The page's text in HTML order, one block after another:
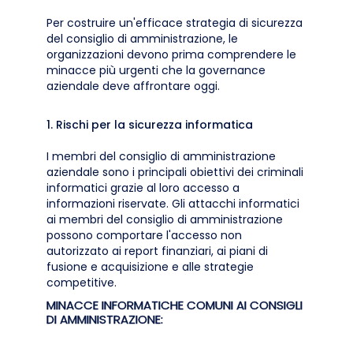
Per costruire un'efficace strategia di sicurezza
del consiglio di amministrazione, le
organizzazioni devono prima comprendere le
minacce più urgenti che la governance
aziendale deve affrontare oggi.
1. Rischi per la sicurezza informatica
I membri del consiglio di amministrazione
aziendale sono i principali obiettivi dei criminali
informatici grazie al loro accesso a
informazioni riservate. Gli attacchi informatici
ai membri del consiglio di amministrazione
possono comportare l'accesso non
autorizzato ai report finanziari, ai piani di
fusione e acquisizione e alle strategie
competitive.
MINACCE INFORMATICHE COMUNI AI CONSIGLI
DI AMMINISTRAZIONE: